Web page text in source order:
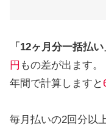
「12ヶ月分一括払い
円 もの差が出ます。
年間で計算しますと
毎月払いの2回分以